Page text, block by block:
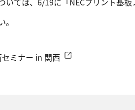
ミナー in 関西